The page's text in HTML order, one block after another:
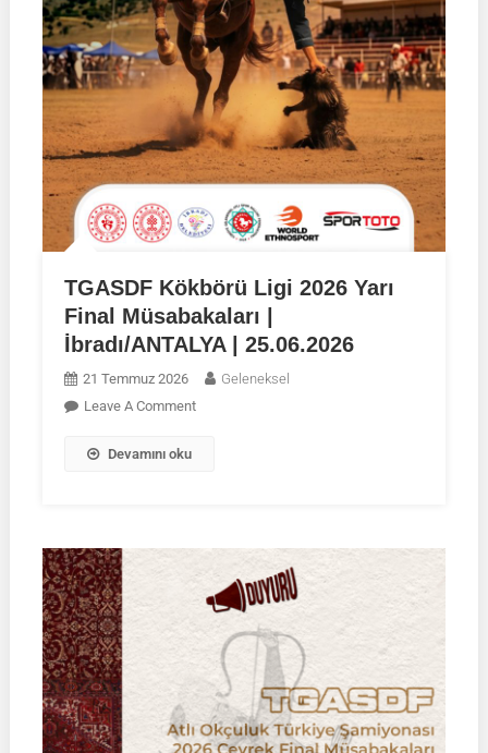
TGASDF Kökbörü Ligi 2026 Yarı
Final Müsabakaları |
İbradı/ANTALYA | 25.06.2026
21 Temmuz 2026
Geleneksel
Leave A CommentOn
Müsabakaları
|
İbradı/ANTALYA
25.06.2026
Devamını oku